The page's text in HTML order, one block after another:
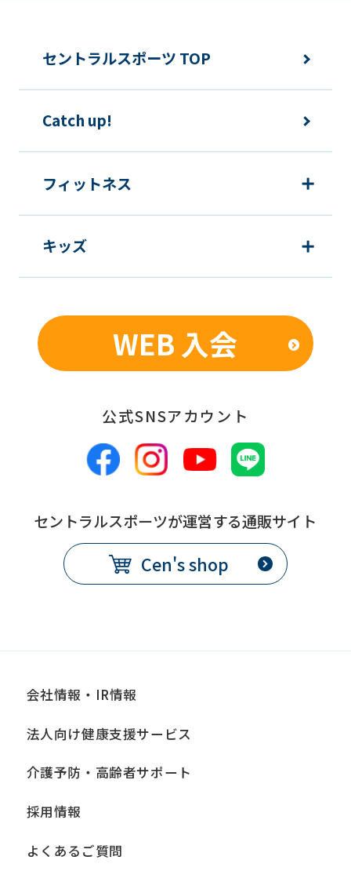
セントラルスポーツ TOP
Catch up!
フィットネス
キッズ
WEB 入会
公式SNSアカウント
セントラルスポーツが運営する通販サイト
Cen's shop
会社情報・IR情報
法人向け健康支援サービス
介護予防・高齢者サポート
採用情報
よくあるご質問